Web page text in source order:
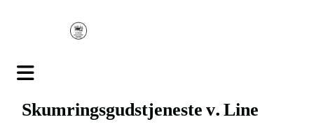
Skumringsgudstjeneste v. Line